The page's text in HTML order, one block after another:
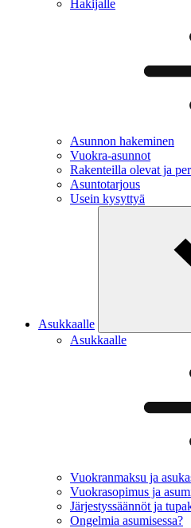
Hakijalle
Asunnon hakeminen
Vuokra-asunnot
Rakenteilla olevat ja
Asuntotarjous
Usein kysyttyä
Asukkaalle
Asukkaalle
Vuokranmaksu ja
Vuokrasopimus ja
Järjestyssäännöt ja
Ongelmia asumisessa?